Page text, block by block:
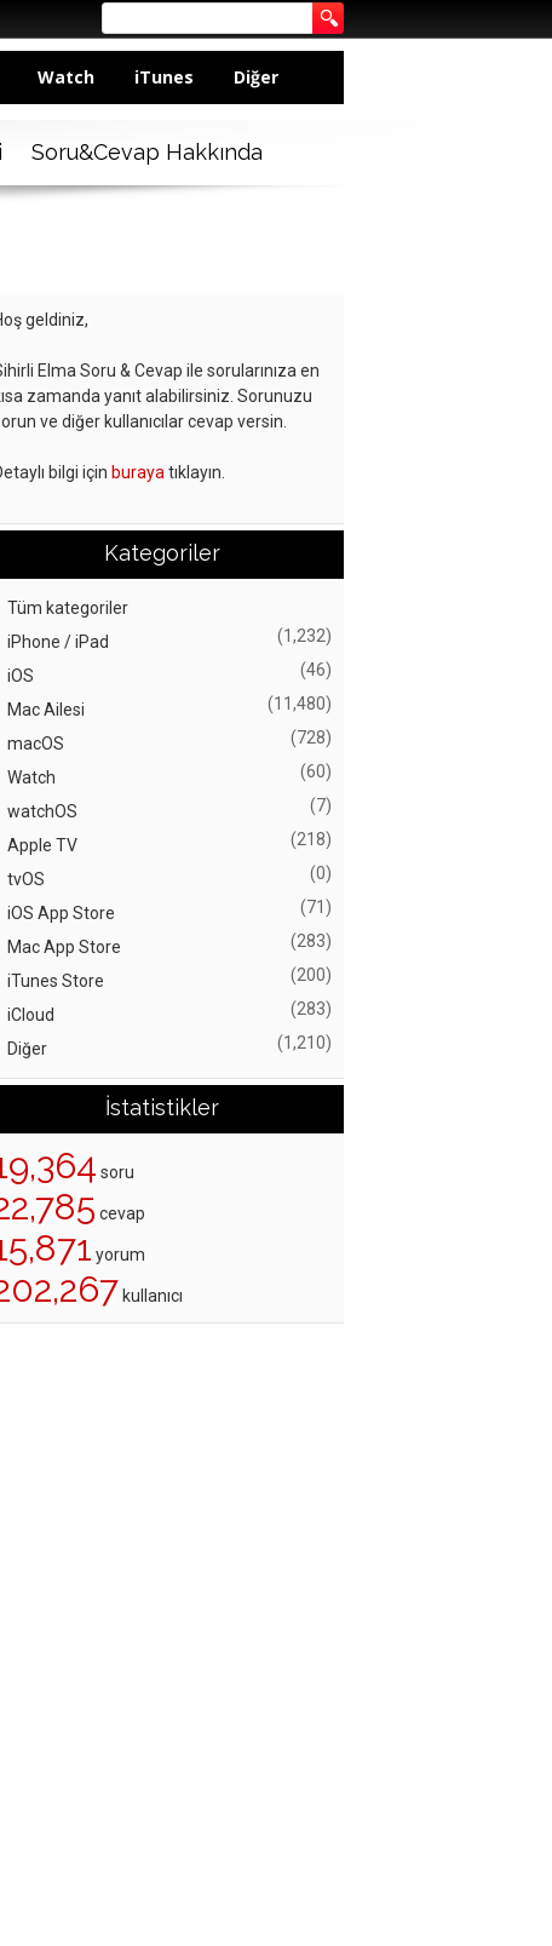
Watch iTunes Diğer
Soru&Cevap Hakkında
geldiniz,
Elma Soru & Cevap ile sorularınıza en
zamanda yanıt alabilirsiniz. Sorunuzu
ve diğer kullanıcılar cevap versin.
bilgi için buraya tıklayın.
Kategoriler
Tüm kategoriler
iPhone / iPad
(1,232)
iOS (46)
Mac Ailesi (11,480)
macOS (728)
Watch (60)
watchOS (7)
Apple TV (218)
tvOS (0)
iOS App Store (71)
Mac App Store (283)
iTunes Store (200)
iCloud (283)
Diğer (1,210)
İstatistikler
soru
cevap
yorum
kullanıcı